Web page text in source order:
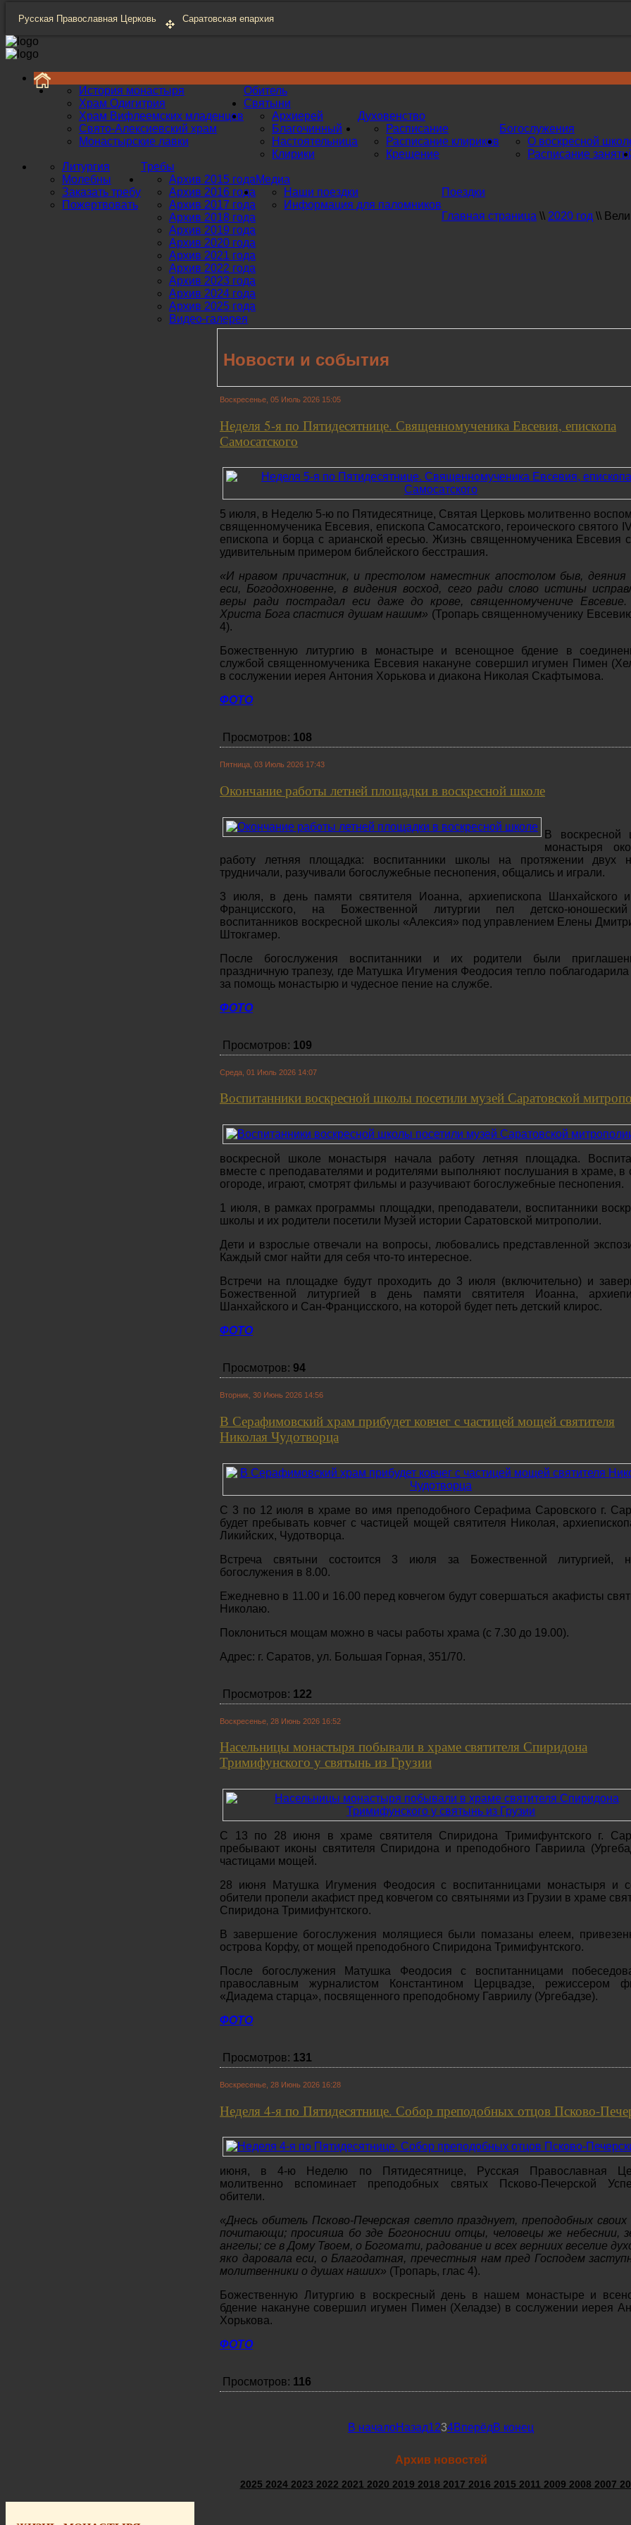
Русская Православная Церковь Саратовская епархия
Обитель
История монастыря
Храм Одигитрия
Храм Вифлеемских младенцев
Свято-Алексиевский храм
Монастырские лавки
Святыни
Духовенство
Архиерей
Благочинный
Настоятельница
Клирики
Богослужения
Расписание
Расписание клириков
Крещение
О воскресной
Расписание
Требы
Литургия
Молебны
Заказать требу
Пожертвовать
Медиа
Архив 2015 года
Архив 2016 года
Архив 2017 года
Архив 2018 года
Архив 2019 года
Архив 2020 года
Архив 2021 года
Архив 2022 года
Архив 2023 года
Архив 2024 года
Архив 2025 года
Видео-галерея
Поездки
Наши поездки
Информация для паломников
Главная страница \\ 2020 год \\
Новости и события
Воскресенье, 05 Июль 2026 15:05
Неделя 5-я по Пятидесятнице. Священномученика Евсевия, епископа
Самосатского
5 июля, в Неделю 5-ю по Пятидесятнице, Святая Церковь молитвенно
священномученика Евсевия, епископа Самосатского, героического святого
епископа и борца с арианской ересью. Жизнь священномученика Евсевия
удивительным примером библейского бесстрашия.
«И нравом причастник, и престолом наместник апостолом быв, деяния
еси, Богодохновенне, в видения восход, сего ради слово истины
веры ради пострадал еси даже до крове, священномучениче
Христа Бога спастися душам нашим» (Тропарь священномученику
4).
Божественную литургию в монастыре и всенощное бдение в
службой священномученика Евсевия накануне совершил игумен Пимен
в сослужении иерея Антония Хорькова и диакона Николая Скафтымова.
ФОТО
Просмотров: 108
Пятница, 03 Июль 2026 17:43
Окончание работы летней площадки в воскресной школе
В воскресной
монастыря
работу летняя площадка: воспитанники школы на протяжении двух
трудничали, разучивали богослужебные песнопения, общались и играли.
3 июля, в день памяти святителя Иоанна, архиепископа Шанхайского
Францисского, на Божественной литургии пел детско-
воспитанников воскресной школы «Алексия» под управлением Елены
Штокгамер.
После богослужения воспитанники и их родители были
праздничную трапезу, где Матушка Игумения Феодосия тепло поблагодарила
за помощь монастырю и чудесное пение на службе.
ФОТО
Просмотров: 109
Среда, 01 Июль 2026 14:07
Воспитанники воскресной школы посетили музей Саратовской
воскресной школе монастыря начала работу летняя площадка.
вместе с преподавателями и родителями выполняют послушания в храме, в
огороде, играют, смотрят фильмы и разучивают богослужебные песнопения.
1 июля, в рамках программы площадки, преподаватели, воспитанники
школы и их родители посетили Музей истории Саратовской митрополии.
Дети и взрослые отвечали на вопросы, любовались представленной
Каждый смог найти для себя что-то интересное.
Встречи на площадке будут проходить до 3 июля (включительно) и
Божественной литургией в день памяти святителя Иоанна,
Шанхайского и Сан-Францисского, на которой будет петь детский клирос.
ФОТО
Просмотров: 94
Вторник, 30 Июнь 2026 14:56
В Серафимовский храм прибудет ковчег с частицей мощей святителя
Николая Чудотворца
С 3 по 12 июля в храме во имя преподобного Серафима Саровского г.
будет пребывать ковчег с частицей мощей святителя Николая,
Ликийских, Чудотворца.
Встреча святыни состоится 3 июля за Божественной литургией,
богослужения в 8.00.
Ежедневно в 11.00 и 16.00 перед ковчегом будут совершаться акафисты
Николаю.
Поклониться мощам можно в часы работы храма (с 7.30 до 19.00).
Адрес: г. Саратов, ул. Большая Горная, 351/70.
Просмотров: 122
Воскресенье, 28 Июнь 2026 16:52
Насельницы монастыря побывали в храме святителя Спиридона
Тримифунского у святынь из Грузии
С 13 по 28 июня в храме святителя Спиридона Тримифунтского г.
пребывают иконы святителя Спиридона и преподобного Гавриила
частицами мощей.
28 июня Матушка Игумения Феодосия с воспитанницами монастыря и
обители пропели акафист пред ковчегом со святынями из Грузии в храме
Спиридона Тримифунтского.
В завершение богослужения молящиеся были помазаны елеем,
острова Корфу, от мощей преподобного Спиридона Тримифунтского.
После богослужения Матушка Феодосия с воспитанницами
православным журналистом Константином Церцвадзе, режиссером
«Диадема старца», посвященного преподобному Гавриилу (Ургебадзе).
ФОТО
Просмотров: 131
Воскресенье, 28 Июнь 2026 16:28
Неделя 4-я по Пятидесятнице. Собор преподобных отцов Псково-
июня, в 4-ю Неделю по Пятидесятнице, Русская Православная
молитвенно вспоминает преподобных святых Псково-Печерской
обители.
«Днесь обитель Псково-Печерская светло празднует, преподобных своих
почитающи; просияша бо зде Богоноснии отцы, человецы же небеснии,
ангелы; се в Дому Твоем, о Богомати, радование и всех верниих веселие
яко даровала еси, о Благодатная, пречестныя нам пред Господем
молитвенники о душах наших» (Тропарь, глас 4).
Божественную Литургию в воскресный день в нашем монастыре и
бдение накануне совершил игумен Пимен (Хеладзе) в сослужении иерея
Хорькова.
ФОТО
Просмотров: 116
В началоНазад1234ВперёдВ конец
Архив новостей
2025 2024 2023 2022 2021 2020 2019 2018 2017 2016 2015 2011 2009 2008 2007